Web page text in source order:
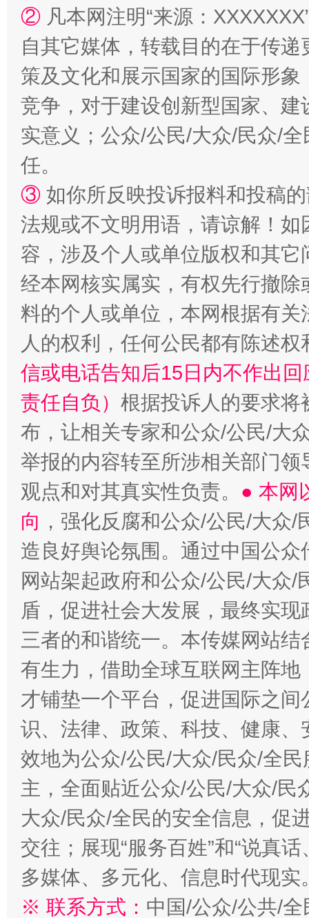
招工难、用工荒背后
② 凡本网注明“来源：
自其它媒体，转载目的在于传
策及文化和展示国家的国际形
竞争，对于建设创新型国家、
实意义；公众/公民/大众/民众/
任。
③ 如你所反映投诉报料和投稿
法规或不文明用语，请谅解！
容，涉及个人或单位版权和其它
经本网核实属实，有权先行撤
料的个人或单位，本网根据有
人的权利，任何公民都有陈述
信或电话告知后15日内不作出
责任自负） 根据投诉人的要求将
布，让相关专家和公众/公民/大
举报的内容转至所涉相关部门
观点和对其真实性负责。 ● 本网
向 ，强化反腐和公众/公民/大众
造良好舆论氛围。通过中国公
网站架起政府和公众/公民/大众
盾，促进社会大发展，最终实
三者的和谐统一。本传媒网站
有生力，借助全球互联网主阵
才铺垫一个平台，促进国际之
识、法律、政策、科技、健康
效地为公众/公民/大众/民众/全
主，全面贴近公众/公民/大众/民
大众/民众/全民的安全信息，促
交往；展现“服务百姓”和“说真
多媒体、多元化、信息时代现实
※ 联系方式： 中国/公众/公共/